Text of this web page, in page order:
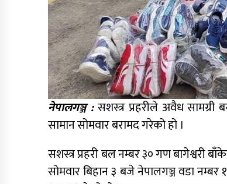
नेपालगञ्ज : सशस्त्र प्रहरीले अवैध सामग्री
सामान सोमवार बरामद गरेको हो ।
सशस्त्र प्रहरी बल नम्बर ३० गण बागेश्वरी
सोमवार बिहान ३ बजे नेपालगञ्ज वडा नम्बर